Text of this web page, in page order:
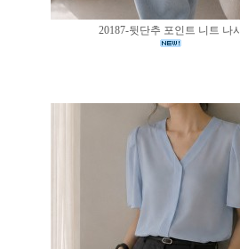
20187-뒷단추 포인트 니트 나시